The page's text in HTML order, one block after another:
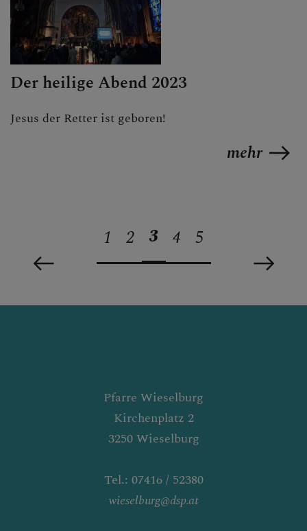
Der heilige Abend 2023
Jesus der Retter ist geboren!
mehr
1 2 3 4 5
Pfarre Wieselburg
Kirchenplatz 2
3250 Wieselburg
Tel.: 07416 / 52380
wieselburg@dsp.at